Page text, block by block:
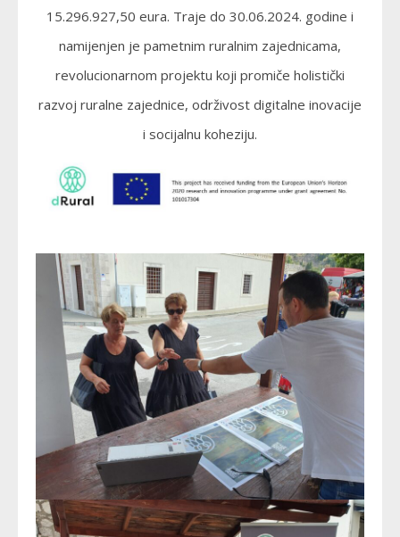
15.296.927,50 eura. Traje do 30.06.2024. godine i
namijenjen je pametnim ruralnim zajednicama,
revolucionarnom projektu koji promiče holistički
razvoj ruralne zajednice, održivost digitalne inovacije
i socijalnu koheziju.